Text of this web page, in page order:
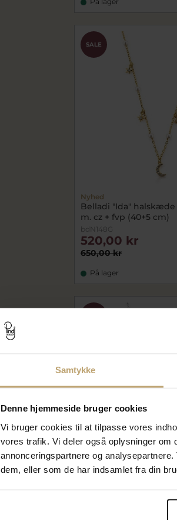
Samtykke
Denne hjemmeside bruger cookies
Vi bruger cookies til at tilpasse vores
vores trafik. Vi deler også oplysninger om
annonceringspartnere og
dem, eller som de har indsamlet fra din
SALE
Nyhed
Belladi "Ida"
m. cz + fvp (40+5 cm)
bdN148G
650,00 kr
520,00 kr
På lager
Nyhed
Belladi "Luna"